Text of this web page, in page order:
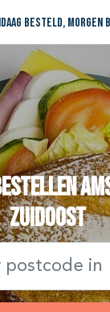
besteld, morgen
Zuidoost